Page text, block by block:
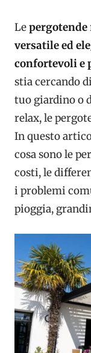
Lepergotende
versatile ed
confortevoli e
stia cercando
tuo giardino o
relax, le
In questo
cosa sono le
costi, le
i problemi
pioggia,